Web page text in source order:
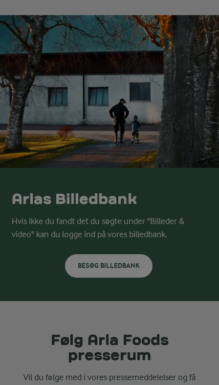
Arlas Billedbank
Hvis ikke du fandt det du søgte under "Billeder &
video" kan du logge ind på vores billedbank.
BESØG BILLEDBANK
Følg Arla Foods
presserum
Vil du følge med i vores pressemeddelelser og få